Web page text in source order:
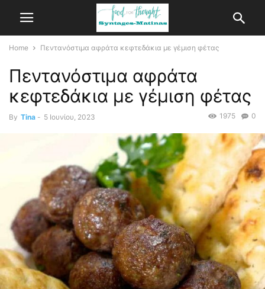
Home Πεντανόστιμα αφράτα κεφτεδάκια με γέμιση φέτας
Πεντανόστιμα αφράτα
κεφτεδάκια με γέμιση φέτας
By Tina - 5 Ιουνίου, 2023 0
1975